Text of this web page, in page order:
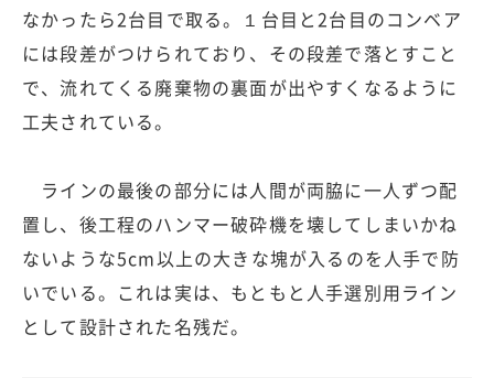
なかったら2台目で取る。１台目と2台目のコンベア
には段差がつけられており、その段差で落とすこと
で、流れてくる廃棄物の裏面が出やすくなるように
工夫されている。
ラインの最後の部分には人間が両脇に一人ずつ配
置し、後工程のハンマー破砕機を壊してしまいかね
ないような5cm以上の大きな塊が入るのを人手で防
いでいる。これは実は、もともと人手選別用ライン
として設計された名残だ。